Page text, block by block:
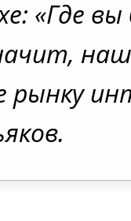
«Где
рынку